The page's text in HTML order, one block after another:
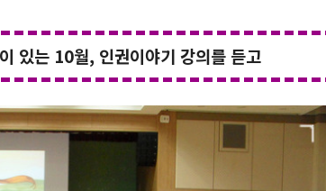
있는 10월, 인권이야기 강의를 듣고